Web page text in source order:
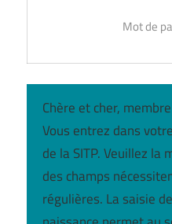
Mot de
Chère et cher,
Vous entrez dans
de la SITP. Veuillez la
des champs
régulières. La saisie